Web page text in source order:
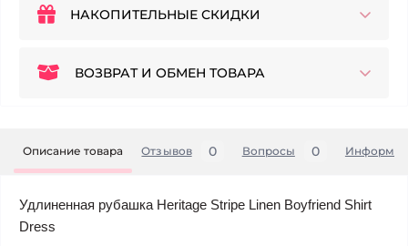
НАКОПИТЕЛЬНЫЕ СКИДКИ
ВОЗВРАТ И ОБМЕН ТОВАРА
Описание товара Отзывов 0 Вопросы 0
Удлиненная рубашка Heritage Stripe Linen Boyfriend Shirt
Dress